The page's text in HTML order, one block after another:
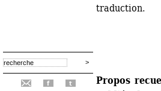
f t
traduction.
Propos